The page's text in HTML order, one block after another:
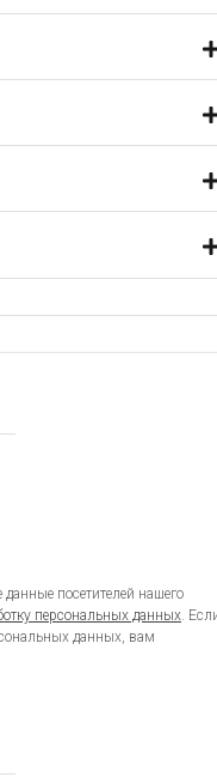
посетителей нашего
персональных данных.
данных, вам